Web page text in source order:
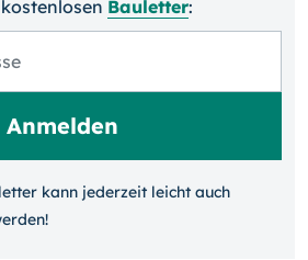
Bauletter:
kann jeder­zeit leicht auch